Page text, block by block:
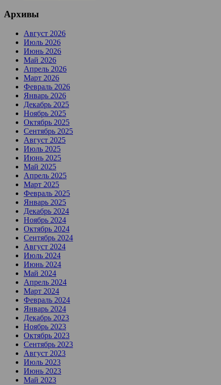
Архивы
Август 2026
Июль 2026
Июнь 2026
Май 2026
Апрель 2026
Март 2026
Февраль 2026
Январь 2026
Декабрь 2025
Ноябрь 2025
Октябрь 2025
Сентябрь 2025
Август 2025
Июль 2025
Июнь 2025
Май 2025
Апрель 2025
Март 2025
Февраль 2025
Январь 2025
Декабрь 2024
Ноябрь 2024
Октябрь 2024
Сентябрь 2024
Август 2024
Июль 2024
Июнь 2024
Май 2024
Апрель 2024
Март 2024
Февраль 2024
Январь 2024
Декабрь 2023
Ноябрь 2023
Октябрь 2023
Сентябрь 2023
Август 2023
Июль 2023
Июнь 2023
Май 2023